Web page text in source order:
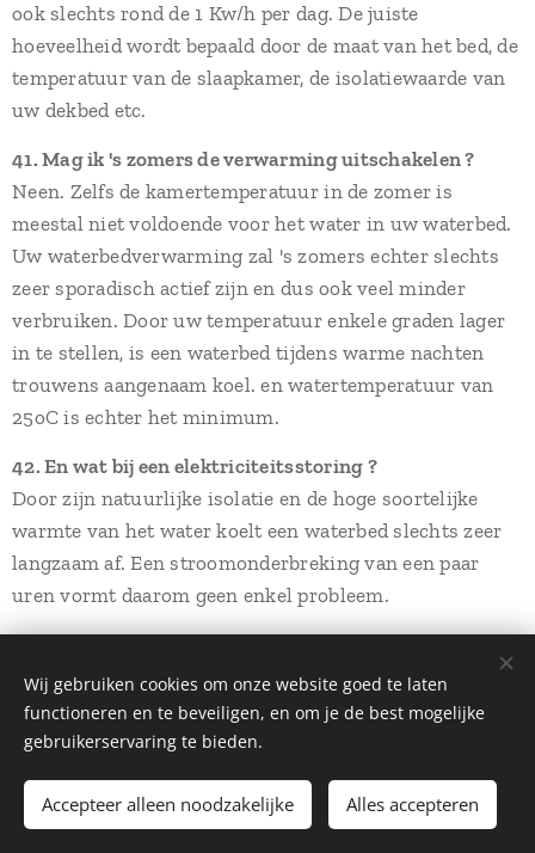
ook slechts rond de 1 Kw/h per dag. De juiste
hoeveelheid wordt bepaald door de maat van het bed, de
temperatuur van de slaapkamer, de isolatiewaarde van
uw dekbed etc.
41. Mag ik 's zomers de verwarming uitschakelen ?
Neen. Zelfs de kamertemperatuur in de zomer is
meestal niet voldoende voor het water in uw waterbed.
Uw waterbedverwarming zal 's zomers echter slechts
zeer sporadisch actief zijn en dus ook veel minder
verbruiken. Door uw temperatuur enkele graden lager
in te stellen, is een waterbed tijdens warme nachten
trouwens aangenaam koel. en watertemperatuur van
25oC is echter het minimum.
42. En wat bij een elektriciteitsstoring ?
Door zijn natuurlijke isolatie en de hoge soortelijke
warmte van het water koelt een waterbed slechts zeer
langzaam af. Een stroomonderbreking van een paar
uren vormt daarom geen enkel probleem.
Speciaal tijdens de groei-jaren is een goede
ondersteuning van de rug zeer belangrijk. In deze
periode neemt het lichaam immers de vorm aan die
een waterbed het ideale slaapsysteem voor de
Wij gebruiken cookies om onze website goed te laten
functioneren en te beveiligen, en om je de best mogelijke
gebruikerservaring te bieden.
Accepteer alleen noodzakelijke Alles accepteren